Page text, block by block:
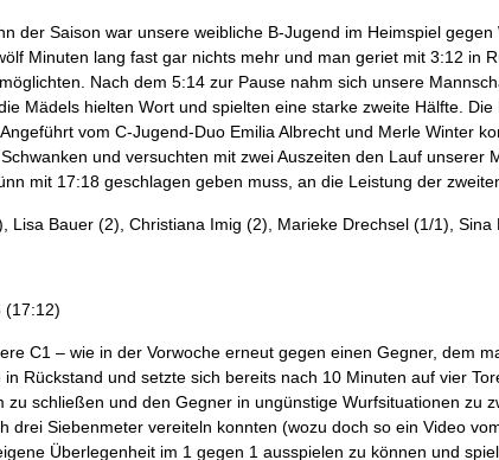
der Saison war unsere weibliche B-Jugend im Heimspiel
Minuten lang fast gar nichts mehr und man geriet mit 3:12 in
Nach dem 5:14 zur Pause nahm sich unsere
Mädels hielten Wort und spielten eine starke zweite Hälfte.
vom C-Jugend-Duo Emilia Albrecht und Merle Winter
und versuchten mit zwei Auszeiten den Lauf
mit 17:18 geschlagen geben muss, an die Leistung der
Lisa Bauer (2), Christiana Imig (2), Marieke Drechsel (1/1),
(17:12)
C1 – wie in der Vorwoche erneut gegen einen Gegner, dem
Rückstand und setzte sich bereits nach 10 Minuten auf vier
schließen und den Gegner in ungünstige Wurfsituationen zu
drei Siebenmeter vereiteln konnten (wozu doch so ein Video
Überlegenheit im 1 gegen 1 ausspielen zu können und